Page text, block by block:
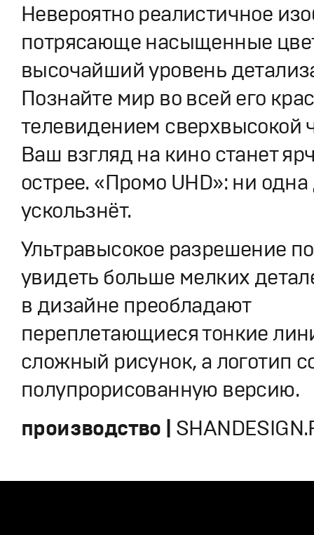
Невероятно реалистичное
потрясающе насыщенные
высочайший уровень
Познайте мир во всей его
телевидением сверхвысокой
Ваш взгляд на кино станет
острее. «Промо UHD»: ни одна
ускользнёт.
Ультравысокое разрешение
увидеть больше мелких
в дизайне преобладают
переплетающиеся тонкие
сложный рисунок, а логотип
полупрорисованную версию.
производство |